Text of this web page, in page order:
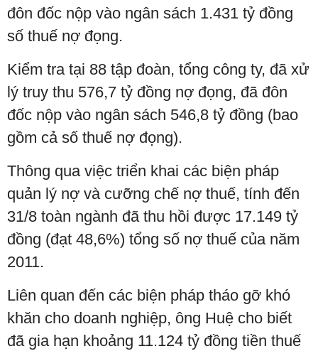
đôn đốc nộp vào ngân sách 1.431 tỷ đồng
số thuế nợ đọng.
Kiểm tra tại 88 tập đoàn, tổng công ty, đã xử
lý truy thu 576,7 tỷ đồng nợ đọng, đã đôn
đốc nộp vào ngân sách 546,8 tỷ đồng (bao
gồm cả số thuế nợ đọng).
Thông qua việc triển khai các biện pháp
quản lý nợ và cưỡng chế nợ thuế, tính đến
31/8 toàn ngành đã thu hồi được 17.149 tỷ
đồng (đạt 48,6%) tổng số nợ thuế của năm
2011.
Liên quan đến các biện pháp tháo gỡ khó
khăn cho doanh nghiệp, ông Huệ cho biết
đã gia hạn khoảng 11.124 tỷ đồng tiền thuế